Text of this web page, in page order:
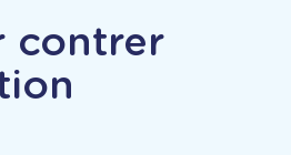
contrer